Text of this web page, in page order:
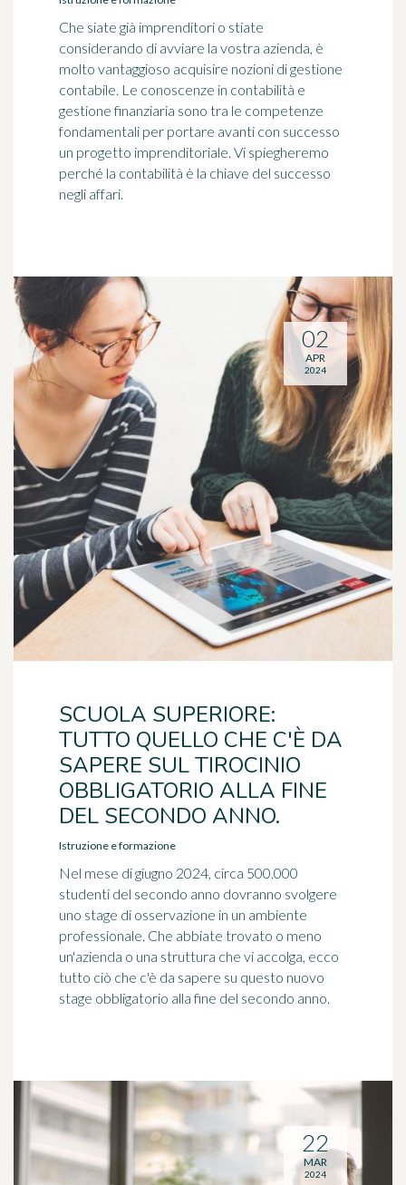
Che siate già imprenditori o stiate
considerando di avviare la vostra azienda, è
molto vantaggioso acquisire nozioni di gestione
contabile. Le conoscenze in contabilità e
gestione finanziaria sono tra le competenze
fondamentali per portare avanti con successo
un progetto imprenditoriale. Vi spiegheremo
perché la contabilità è la chiave del successo
negli affari.
SCUOLA SUPERIORE:
TUTTO QUELLO CHE C'È DA
SAPERE SUL TIROCINIO
OBBLIGATORIO ALLA FINE
DEL SECONDO ANNO.
Istruzione e formazione
Nel mese di giugno 2024, circa 500.000
studenti del secondo anno dovranno svolgere
uno stage di osservazione in un ambiente
professionale. Che abbiate trovato o meno
un'azienda o una struttura che vi accolga, ecco
tutto ciò che c'è da sapere su questo nuovo
stage obbligatorio alla fine del secondo anno.
02
APR
2024
22
MAR
2024